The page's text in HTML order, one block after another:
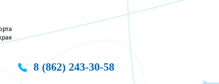
8 (862) 243-30-58